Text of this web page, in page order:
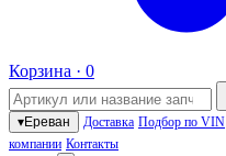
Корзина · 0
▾Ереван Доставка Подбор по VIN
компании Контакты